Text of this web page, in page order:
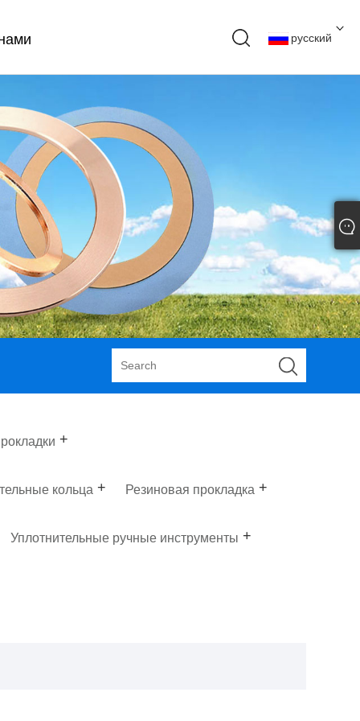
русский
кольца Резиновая прокладка
Уплотнительные ручные инструменты